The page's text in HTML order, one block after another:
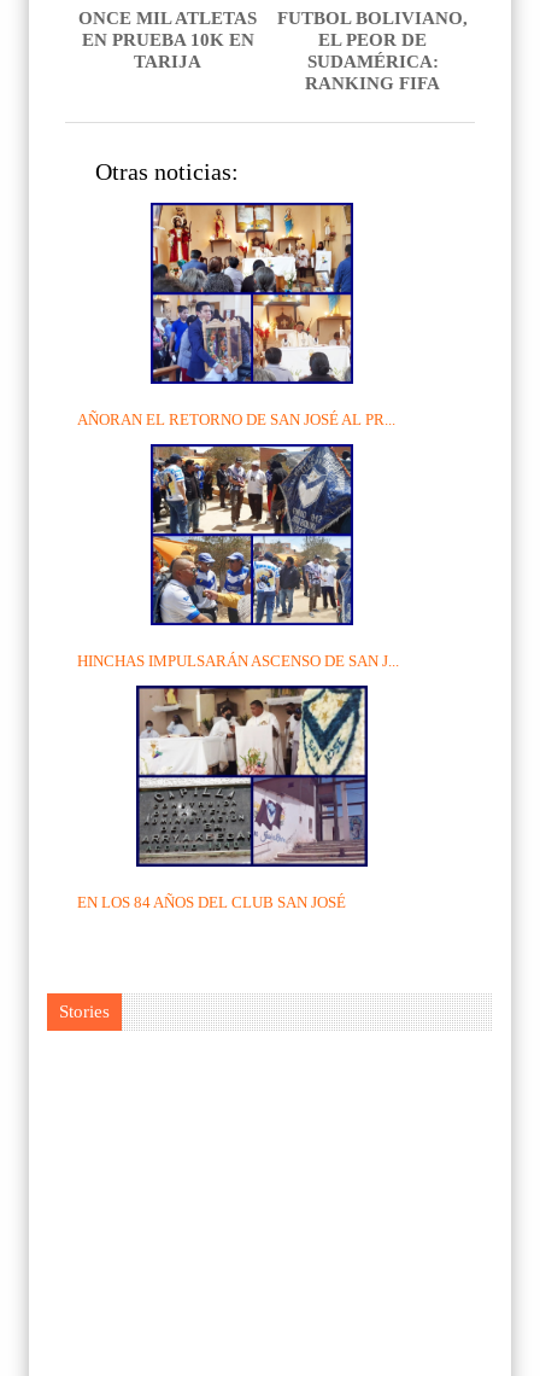
FUTBOL BOLIVIANO,
EL PEOR DE
SUDAMÉRICA:
RANKING FIFA
ONCE MIL ATLETAS
EN PRUEBA 10K EN
TARIJA
Otras noticias:
AÑORAN EL RETORNO DE SAN JOSÉ AL PR...
HINCHAS IMPULSARÁN ASCENSO DE SAN J...
EN LOS 84 AÑOS DEL CLUB SAN JOSÉ
Stories